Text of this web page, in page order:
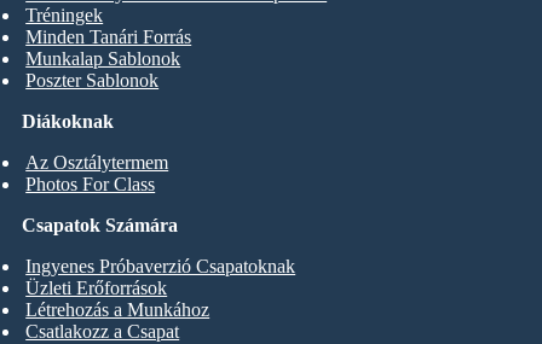
Diákoknak
Az Osztálytermem
Photos For Class
Tréningek
Minden Tanári Forrás
Munkalap Sablonok
Poszter Sablonok
Csapatok Számára
Ingyenes Próbaverzió Csapatoknak
Üzleti Erőforrások
Létrehozás a Munkához
Csatlakozz a Csapat